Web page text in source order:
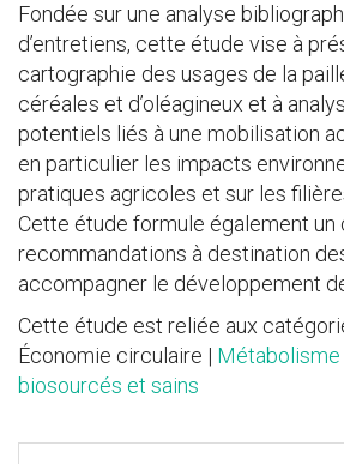
Fondée sur une analyse
d’entretiens, cette étude vise à
cartographie des usages de la
céréales et d’oléagineux et à
potentiels liés à une mobilisation
en particulier les impacts
pratiques agricoles et sur les
Cette étude formule également un
recommandations à destination
accompagner le développement
Cette étude est reliée aux
Économie circulaire | Métabolisme
biosourcés et sains